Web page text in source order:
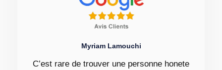
Myriam Lamouchi
C’est rare de trouver une personne honete